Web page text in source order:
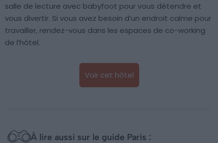
salle de lecture avec babyfoot pour vous détendre et
vous divertir. Si vous avez besoin d’un endroit calme pour
travailler, rendez-vous dans les espaces de co-working
de l’hôtel.
Voir cet hôtel
À lire aussi sur le guide Paris :